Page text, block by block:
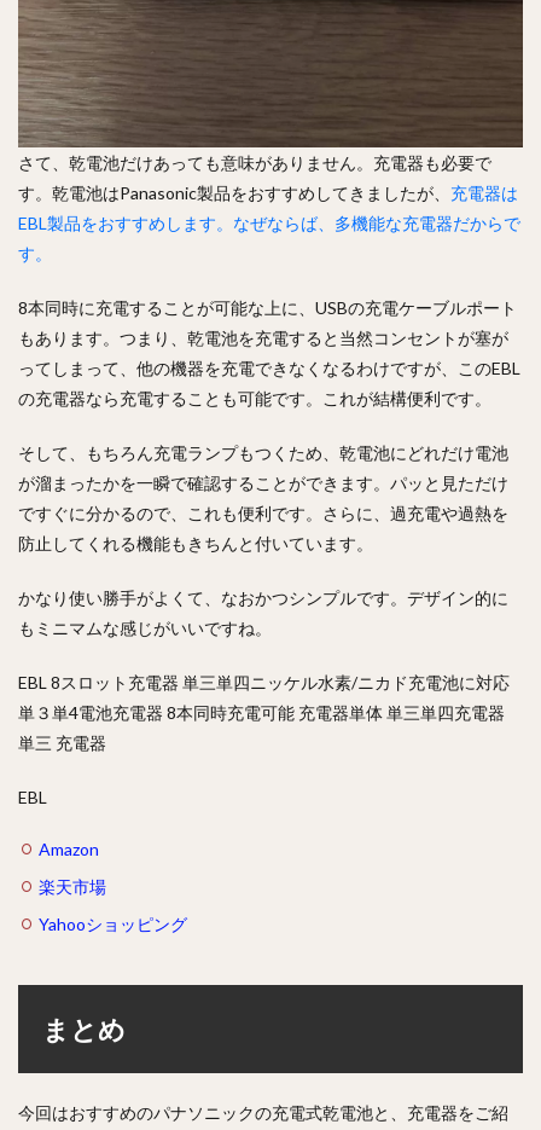
さて、乾電池だけあっても意味がありません。充電器も必要で
す。乾電池はPanasonic製品をおすすめしてきましたが、 充電器は
EBL製品をおすすめします。なぜならば、多機能な充電器だからで
す。
8本同時に充電することが可能な上に、USBの充電ケーブルポート
もあります。つまり、乾電池を充電すると当然コンセントが塞が
ってしまって、他の機器を充電できなくなるわけですが、このEBL
の充電器なら充電することも可能です。これが結構便利です。
そして、もちろん充電ランプもつくため、乾電池にどれだけ電池
が溜まったかを一瞬で確認することができます。パッと見ただけ
ですぐに分かるので、これも便利です。さらに、過充電や過熱を
防止してくれる機能もきちんと付いています。
かなり使い勝手がよくて、なおかつシンプルです。デザイン的に
もミニマムな感じがいいですね。
EBL 8スロット充電器 単三単四ニッケル水素/ニカド充電池に対応
単３単4電池充電器 8本同時充電可能 充電器単体 単三単四充電器
単三 充電器
EBL
Amazon
楽天市場
Yahooショッピング
まとめ
今回はおすすめのパナソニックの充電式乾電池と、充電器をご紹